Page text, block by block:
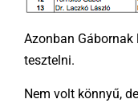
Azonban
tesztelni.
Nem volt könnyű,